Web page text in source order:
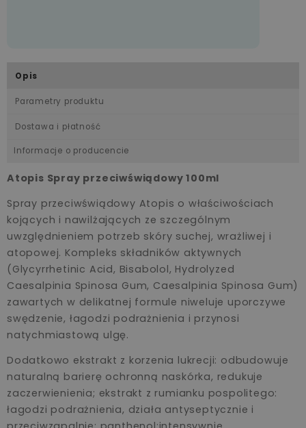
Opis
Parametry produktu
Dostawa i płatność
Informacje o producencie
Atopis Spray przeciwświądowy 100ml
Spray przeciwświądowy Atopis o właściwościach
kojących i nawilżających ze szczególnym
uwzględnieniem potrzeb skóry suchej, wrażliwej i
atopowej. Kompleks składników aktywnych
(Glycyrrhetinic Acid, Bisabolol, Hydrolyzed
Caesalpinia Spinosa Gum, Caesalpinia Spinosa Gum)
zawartych w delikatnej formule niweluje uporczywe
swędzenie, łagodzi podrażnienia i przynosi
natychmiastową ulgę.
Dodatkowo ekstrakt z korzenia lukrecji: odbudowuje
naturalną barierę ochronną naskórka, redukuje
zaczerwienienia; ekstrakt z rumianku pospolitego:
łagodzi podrażnienia, działa antyseptycznie i